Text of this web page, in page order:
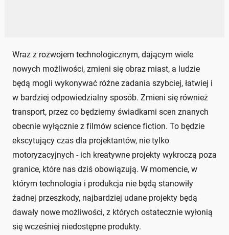
Wraz z rozwojem technologicznym, dającym wiele
nowych możliwości, zmieni się obraz miast, a ludzie
będą mogli wykonywać różne zadania szybciej, łatwiej i
w bardziej odpowiedzialny sposób. Zmieni się również
transport, przez co będziemy świadkami scen znanych
obecnie wyłącznie z filmów science fiction. To będzie
ekscytujący czas dla projektantów, nie tylko
motoryzacyjnych - ich kreatywne projekty wykroczą poza
granice, które nas dziś obowiązują. W momencie, w
którym technologia i produkcja nie będą stanowiły
żadnej przeszkody, najbardziej udane projekty będą
dawały nowe możliwości, z których ostatecznie wyłonią
się wcześniej niedostępne produkty.